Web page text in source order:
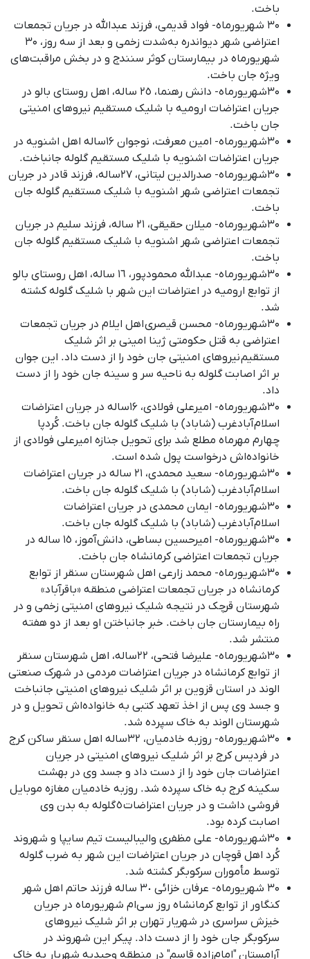
باخت.
۳۰ شهریورماه- فواد قدیمی، فرزند عبدالله در جریان تجمعات
اعتراضی شهر دیواندره به‌شدت زخمی و بعد از سه روز، ۳۰
شهریورماه در بیمارستان کوثر سنندج و در بخش مراقبت‌های
ویژه جان باخت.
۳۰شهریورماه- دانش رهنما، ٢٥ سالە، اهل روستای بالو در
جریان اعتراضات ارومیه با شلیک مستقیم نیروهای امنیتی
جان باخت.
۳۰شهریورماه- امین معرفت، نوجوان ۱۶ساله اهل اشنویه در
جریان اعتراضات اشنویه با شلیک مستقیم گلوله جانباخت.
۳۰شهریورماه- صدرالدین لیتانی، ۲۷ساله، فرزند قادر در جریان
تجمعات اعتراضی شهر اشنویه با شلیک مستقیم گلوله جان
باخت.
۳۰شهریورماه- میلان حقیقی، ۲۱ ساله، فرزند سلیم در جریان
تجمعات اعتراضی شهر اشنویه با شلیک مستقیم گلوله جان
باخت.
۳۰شهریورماه- عبدالله محمودپور، ١٦ سالە، اهل روستای بالو
از توابع ارومیه در اعتراضات این شهر با شلیک گلوله کشته
شد.
۳۰شهریورماه- محسن قیصری اهل ایلام در جریان تجمعات
اعتراضی به قتل حکومتی ژینا امینی بر اثر شلیک
مستقیم نیروهای امنیتی جان خود را از دست داد. این جوان
بر اثر اصابت گلوله به ناحیه سر و سینه جان خود را از دست
داد.
۳۰شهریورماه- امیرعلی فولادی، ۱۶ساله در جریان اعتراضات
اسلام‌آبادغرب (شاباد) با شلیک گلوله جان باخت. کُردپا
چهارم مهرماه مطلع شد برای تحویل جنازه امیرعلی فولادی از
خانواده‌اش درخواست پول شده است.
۳۰شهریورماه- سعید محمدی، ۲۱ ساله در جریان اعتراضات
اسلام‌آبادغرب (شاباد) با شلیک گلوله جان باخت.
۳۰شهریورماه- ایمان محمدی در جریان اعتراضات
اسلام‌آبادغرب (شاباد) با شلیک گلوله جان باخت.
۳۰شهریورماه- امیرحسین بساطی، دانش‌آموز، ۱٥ ساله در
جریان تجمعات اعتراضی کرمانشاه جان باخت.
۳۰شهریورماه- محمد زارعی اهل شهرستان سنقر از توابع
کرمانشاه در جریان تجمعات اعتراضی منطقه «باقرآباد»
شهرستان قرچک در نتیجه شلیک نیروهای امنیتی زخمی و در
راه بیمارستان جان باخت. خبر جانباختن او بعد از دو هفته
منتشر شد.
۳۰شهریورماه- علیرضا فتحی، ۲۲ساله، اهل شهرستان سنقر
از توابع کرمانشاه در جریان اعتراضات مردمی در شهرک صنعتی
الوند در استان قزوین بر اثر شلیک نیروهای امنیتی جانباخت
و جسد وی پس از اخذ تعهد کتبی به خانواده‌اش تحویل و در
شهرستان الوند به خاک سپرده شد.
۳۰شهریورماه- روزبه خادمیان، ۳۲ساله اهل سنقر ساکن کرج
در فردیس کرج بر اثر شلیک نیروهای امنیتی در جریان
اعتراضات جان خود را از دست داد و جسد وی در بهشت
سکینه کرج به خاک سپرده شد. روزبه خادمیان مغازه موبایل
فروشی داشت و در جریان اعتراضات ٥ گلوله به بدن وی
اصابت کرده بود.
۳۰شهریورماه- علی مظفری والیبالیست تیم سایپا و شهروند
کُرد اهل قوچان در جریان اعتراضات این شهر به ضرب گلوله
توسط مأموران سرکوبگر کشته شد.
۳۰ شهریورماه- عرفان خزائی ٣٠ ساله فرزند حاتم اهل شهر
کنگاور از توابع کرمانشاه روز سی‌ام شهریورماه در جریان
خیزش سراسری در شهریار تهران بر اثر شلیک نیروهای
سرکوبگر جان خود را از دست داد. پیکر این شهروند در
آرامستان "امام‌زاده قاسم" در منطقه وحیدیه شهریار به خاک